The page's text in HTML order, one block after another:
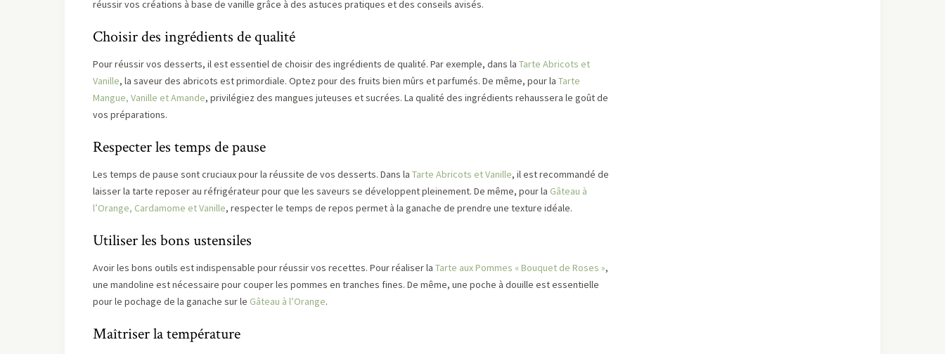
réussir vos créations à base de vanille grâce à des astuces pratiques et des conseils avisés.
Choisir des ingrédients de qualité
Pour réussir vos desserts, il est essentiel de choisir des ingrédients de qualité. Par exemple, dans la Tarte Abricots et
Vanille, la saveur des abricots est primordiale. Optez pour des fruits bien mûrs et parfumés. De même, pour la Tarte
Mangue, Vanille et Amande, privilégiez des mangues juteuses et sucrées. La qualité des ingrédients rehaussera le goût de
vos préparations.
Respecter les temps de pause
Les temps de pause sont cruciaux pour la réussite de vos desserts. Dans la Tarte Abricots et Vanille, il est recommandé de
laisser la tarte reposer au réfrigérateur pour que les saveurs se développent pleinement. De même, pour la Gâteau à
l’Orange, Cardamome et Vanille, respecter le temps de repos permet à la ganache de prendre une texture idéale.
Utiliser les bons ustensiles
Avoir les bons outils est indispensable pour réussir vos recettes. Pour réaliser la Tarte aux Pommes « Bouquet de Roses »,
une mandoline est nécessaire pour couper les pommes en tranches fines. De même, une poche à douille est essentielle
pour le pochage de la ganache sur le Gâteau à l’Orange.
Maîtriser la température